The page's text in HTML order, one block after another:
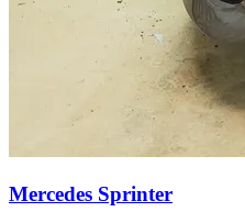
Mercedes Sprinter